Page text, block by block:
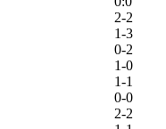
2-2
1-3
0-2
1-0
1-1
0-0
2-2